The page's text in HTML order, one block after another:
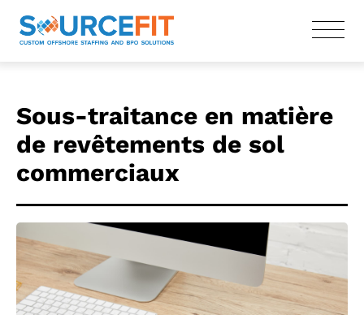
Sous-traitance en matière
de revêtements de sol
commerciaux